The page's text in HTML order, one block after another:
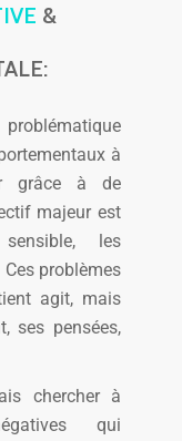
&
à
grâce à de
majeur est
les
problèmes
agit, mais
ses pensées,
chercher à
qui